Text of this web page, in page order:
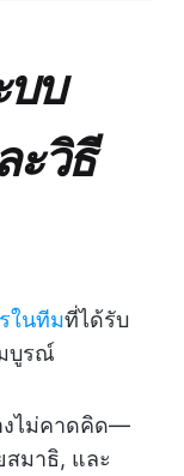
บบ
ะวิธี
ในทีมที่ได้รับ
บูรณ์
งไม่คาดคิด—
มาธิ, และ